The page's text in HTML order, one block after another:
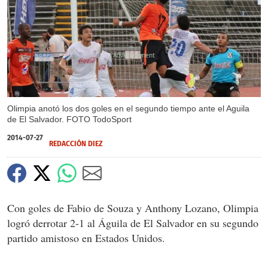
Olimpia anotó los dos goles en el segundo tiempo ante el Aguila
de El Salvador. FOTO TodoSport
X
2014-07-27
REDACCIÓN DIEZ
Con goles de Fabio de Souza y Anthony Lozano, Olimpia
logró derrotar 2-1 al Águila de El Salvador en su segundo
partido amistoso en Estados Unidos.